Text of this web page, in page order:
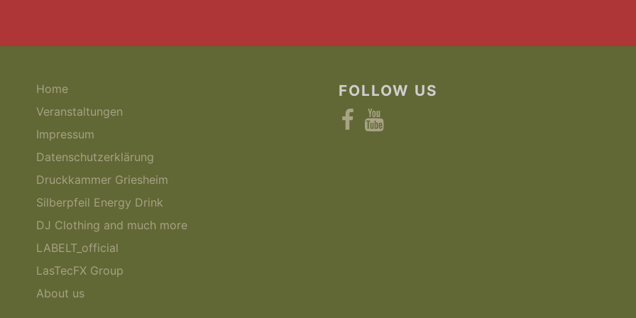
Home
Veranstaltungen
Impressum
Datenschutzerklärung
Druckkammer Griesheim
Silberpfeil Energy Drink
DJ Clothing and much more
LABELT_official
LasTecFX Group
About us
FOLLOW US
FacebookYouTube